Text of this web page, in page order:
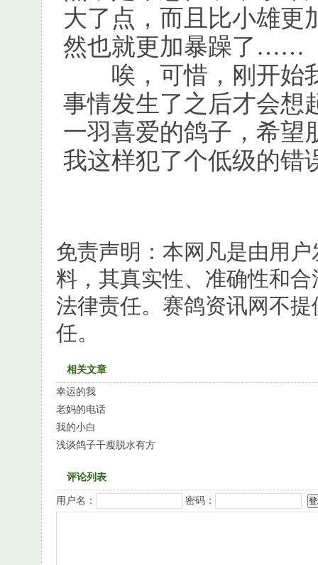
大了点，而且比小雄更
然也就更加暴躁了……
唉，可惜，刚开始
事情发生了之后才会想
一羽喜爱的鸽子，希望
我这样犯了个低级的错
免责声明：本网凡是由用
料，其真实性、准确性和
法律责任。赛鸽资讯网不
任。
相关文章
幸运的我
老妈的电话
我的小白
浅谈鸽子干瘦脱水有方
评论列表
用户名： 密码：